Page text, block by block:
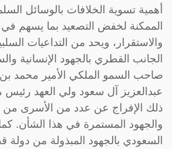
أهمية تسوية الخلافات بالوسائل
الممكنة لخفض التصعيد بما يسهم في
والاستقرار، ويحد من التداعيات
الجانب القطري بالجهود الإنسانية
صاحب السمو الملكي الأمير محمد
عبدالعزيز آل سعود ولي العهد
ذلك الإفراج عن عدد من الأسرى من
والجهود المستمرة في هذا الشأن.
السعودي بالجهود المبذولة من